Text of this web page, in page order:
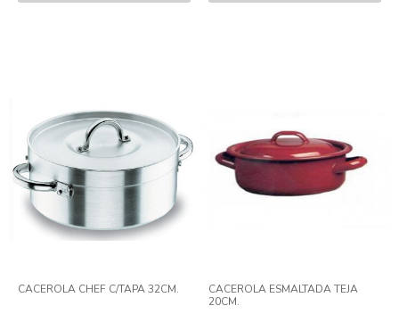
CACEROLA CHEF C/TAPA 32CM.
CACEROLA ESMALTADA TEJA
20CM.